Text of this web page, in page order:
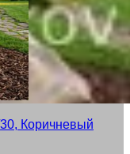
Коричневый